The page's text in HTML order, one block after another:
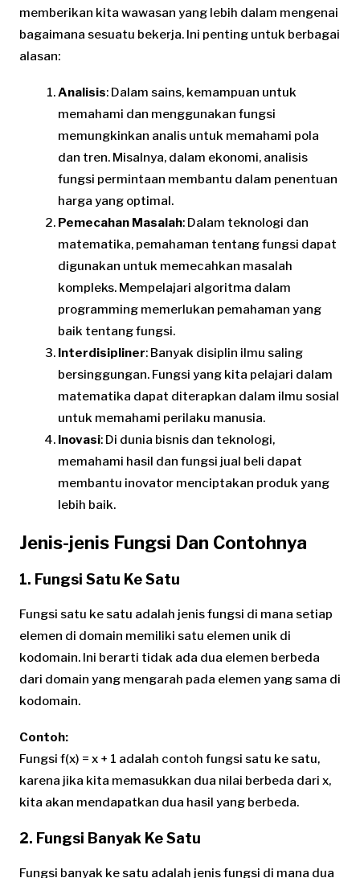
memberikan kita wawasan yang lebih dalam mengenai
bagaimana sesuatu bekerja. Ini penting untuk berbagai
alasan:
Analisis: Dalam sains, kemampuan untuk
memahami dan menggunakan fungsi
memungkinkan analis untuk memahami pola
dan tren. Misalnya, dalam ekonomi, analisis
fungsi permintaan membantu dalam penentuan
harga yang optimal.
Pemecahan Masalah: Dalam teknologi dan
matematika, pemahaman tentang fungsi dapat
digunakan untuk memecahkan masalah
kompleks. Mempelajari algoritma dalam
programming memerlukan pemahaman yang
baik tentang fungsi.
Interdisipliner: Banyak disiplin ilmu saling
bersinggungan. Fungsi yang kita pelajari dalam
matematika dapat diterapkan dalam ilmu sosial
untuk memahami perilaku manusia.
Inovasi: Di dunia bisnis dan teknologi,
memahami hasil dan fungsi jual beli dapat
membantu inovator menciptakan produk yang
lebih baik.
Jenis-jenis Fungsi Dan Contohnya
1. Fungsi Satu Ke Satu
Fungsi satu ke satu adalah jenis fungsi di mana setiap
elemen di domain memiliki satu elemen unik di
kodomain. Ini berarti tidak ada dua elemen berbeda
dari domain yang mengarah pada elemen yang sama di
kodomain.
Contoh:
Fungsi f(x) = x + 1 adalah contoh fungsi satu ke satu,
karena jika kita memasukkan dua nilai berbeda dari x,
kita akan mendapatkan dua hasil yang berbeda.
2. Fungsi Banyak Ke Satu
Fungsi banyak ke satu adalah jenis fungsi di mana dua